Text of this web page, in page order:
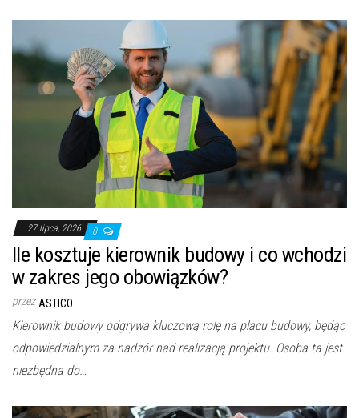
27 lipca, 2026 0
Ile kosztuje kierownik budowy i co wchodzi
w zakres jego obowiązków?
przez ASTICO
Kierownik budowy odgrywa kluczową rolę na placu budowy, będąc
odpowiedzialnym za nadzór nad realizacją projektu. Osoba ta jest
niezbędna do…